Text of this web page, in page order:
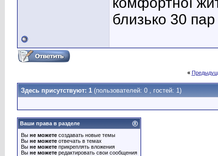
близько 30 пар
«
Здесь присутствуют: 1 (пользователей: 0 , гостей: 1)
Ваши права в разделе
Вы не можете создавать новые темы
Вы не можете отвечать в темах
Вы не можете прикреплять вложения
Вы не можете редактировать свои сообщения